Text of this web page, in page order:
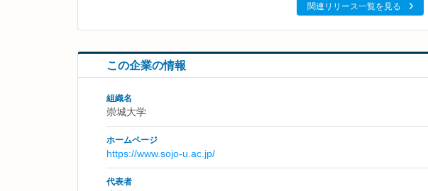
関連リリース一覧を見る
この企業の情報
組織名
崇城大学
ホームページ
https://www.sojo-u.ac.jp/
代表者